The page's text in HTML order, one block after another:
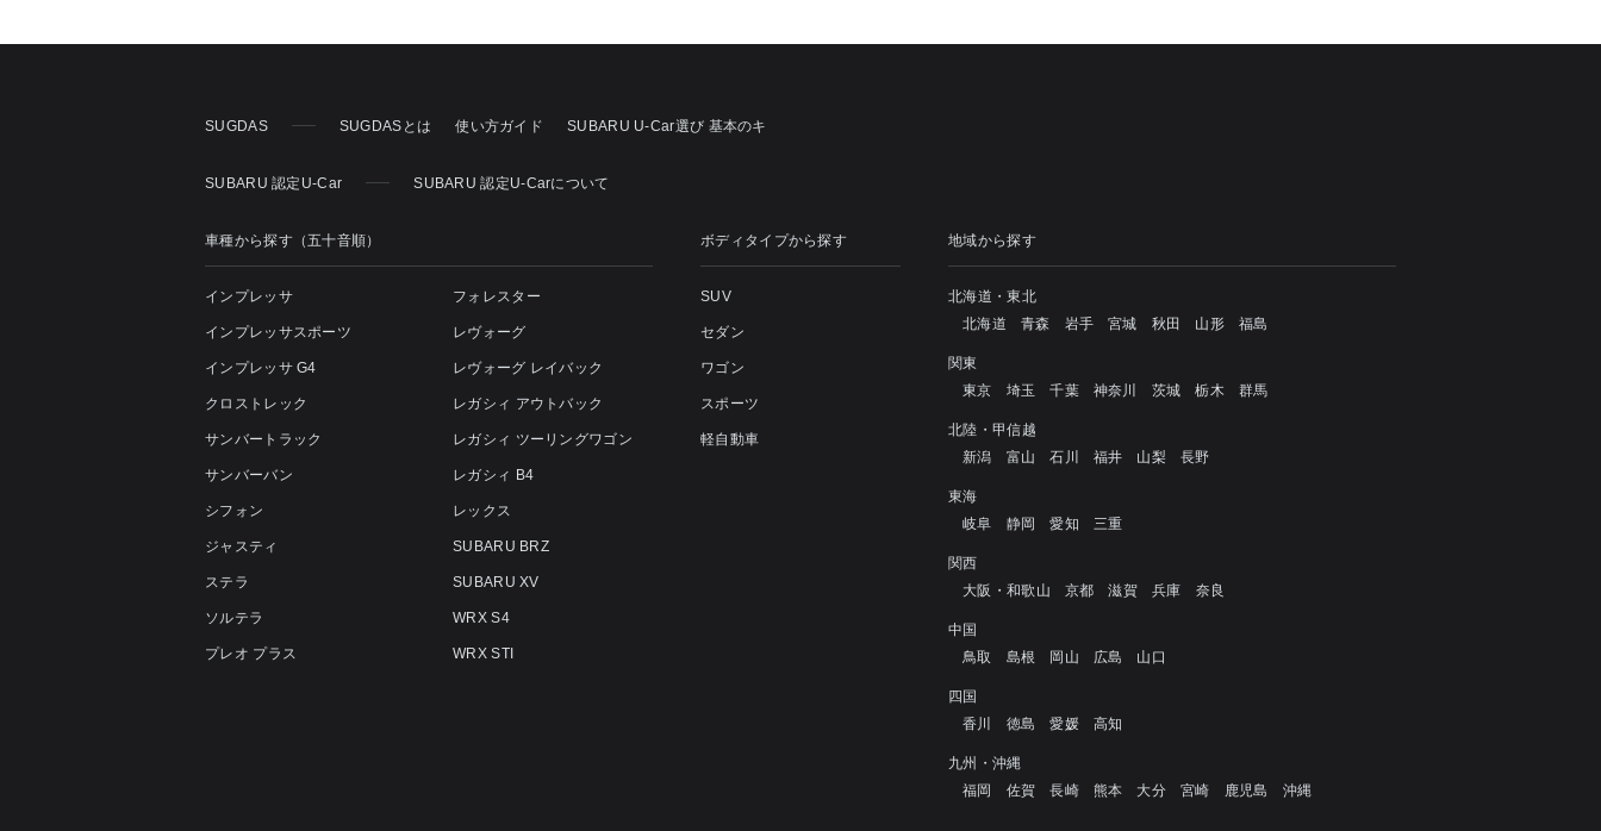
SUGDAS SUGDASとは 使い方ガイド SUBARU U-Car選び 基本のキ
SUBARU 認定U-Car SUBARU 認定U-Carについて
車種から探す（五十音順）
インプレッサ
インプレッサスポーツ
インプレッサ G4
クロストレック
サンバートラック
サンバーバン
シフォン
ジャスティ
ステラ
ソルテラ
プレオ プラス
フォレスター
レヴォーグ
レヴォーグ レイバック
レガシィ アウトバック
レガシィ ツーリングワゴン
レガシィ B4
レックス
SUBARU BRZ
SUBARU XV
WRX S4
WRX STI
ボディタイプから探す
SUV
セダン
ワゴン
スポーツ
軽自動車
地域から探す
北海道・東北
北海道
青森 岩手 宮城 秋田 山形 福島
関東
東京
埼玉 千葉 神奈川 茨城 栃木 群馬
北陸・甲信越
新潟
富山 石川 福井 山梨 長野
東海
岐阜
静岡 愛知 三重
関西
大阪・和歌山
京都 滋賀 兵庫 奈良
中国
鳥取
島根 岡山 広島 山口
四国
香川
徳島 愛媛 高知
九州・沖縄
福岡
佐賀 長崎 熊本 大分 宮崎 鹿児島 沖縄